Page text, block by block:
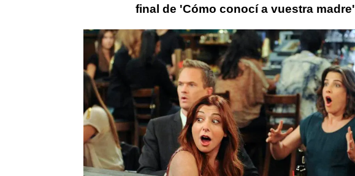
final de 'Cómo conocí a vuestra madre'
Hilary Duff como conocí a vuestra madre